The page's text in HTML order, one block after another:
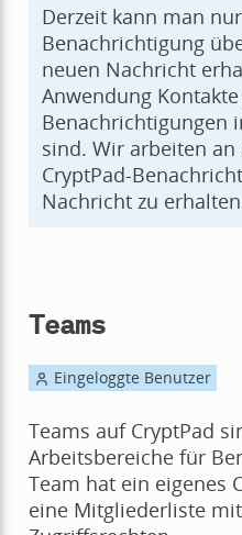
Derzeit kann man
Benachrichtigung
neuen Nachricht
Anwendung
Benachrichtigungen
sind. Wir arbeiten
CryptPad-
Nachricht zu
Teams
Eingeloggte Benutzer
Teams auf CryptPad
Arbeitsbereiche für
Team hat ein eigenes
eine Mitgliederliste